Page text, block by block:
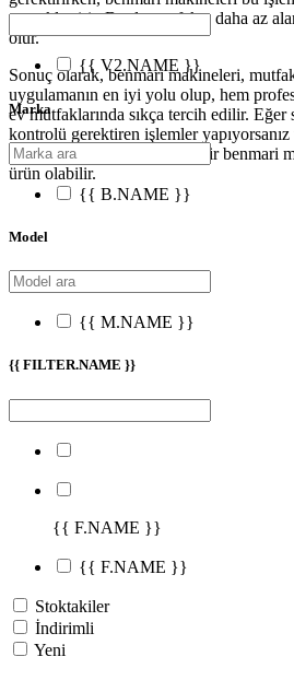
gerçekleştirir. Bu da mutfakta daha az
olur.
Sonuç olarak, benmari makineleri,
uygulamanın en iyi yolu olup, hem
ev mutfaklarında sıkça tercih edilir. Eğer
kontrolü gerektiren işlemler
kolaylaştırmak istiyorsanız, bir benmari
ürün olabilir.
{{ V2.NAME }}
Marka
{{ B.NAME }}
Model
{{ M.NAME }}
{{ FILTER.NAME }}
{{ F.NAME }}
{{ F.NAME }}
Stoktakiler
İndirimli
Yeni